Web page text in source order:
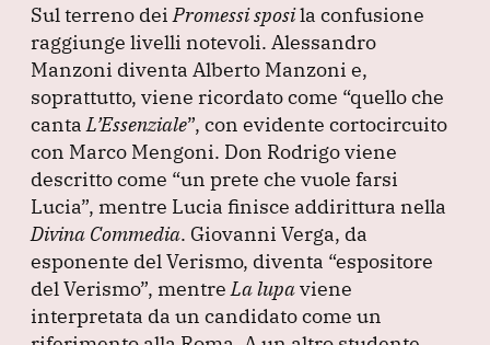
Sul terreno dei Promessi sposila confusione
raggiunge livelli notevoli. Alessandro
Manzoni diventa Alberto Manzoni e,
soprattutto, viene ricordato come “quello che
canta L’Essenziale”, con evidente cortocircuito
con Marco Mengoni. Don Rodrigo viene
descritto come “un prete che vuole farsi
Lucia”, mentre Lucia finisce addirittura nella
Divina Commedia. Giovanni Verga, da
esponente del Verismo, diventa “espositore
del Verismo”, mentre La lupaviene
interpretata da un candidato come un